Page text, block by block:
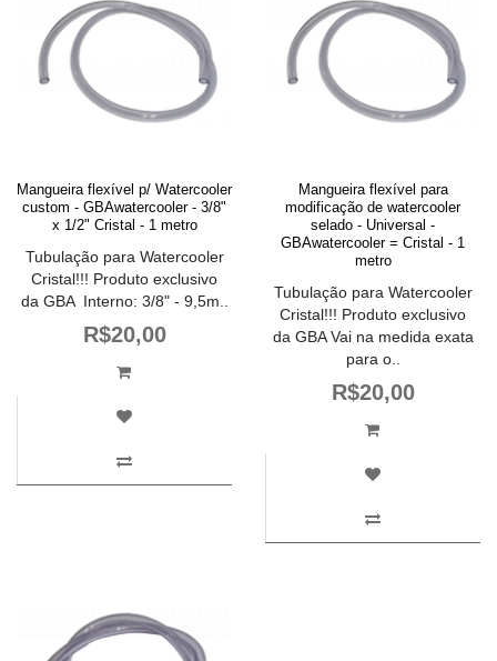
Mangueira flexível p/ Watercooler
custom - GBAwatercooler - 3/8"
x 1/2" Cristal - 1 metro
Tubulação para Watercooler
Cristal!!! Produto exclusivo
da GBA Interno: 3/8" - 9,5m..
R$20,00
Mangueira flexível para
modificação de watercooler
selado - Universal -
GBAwatercooler = Cristal - 1
metro
Tubulação para Watercooler
Cristal!!! Produto exclusivo
da GBA Vai na medida exata
para o..
R$20,00